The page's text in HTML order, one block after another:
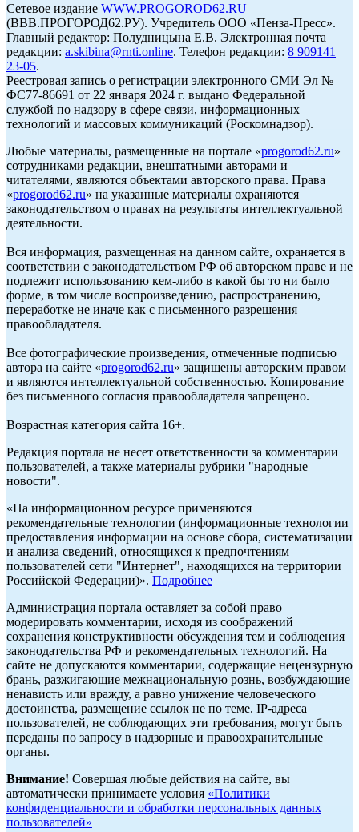
Сетевое издание WWW.PROGOROD62.RU
(ВВВ.ПРОГОРОД62.РУ). Учредитель ООО «Пенза-Пресс».
Главный редактор: Полудницына Е.В. Электронная почта
редакции: a.skibina@rnti.online. Телефон редакции: 8 909141
23-05.
Реестровая запись о регистрации электронного СМИ Эл №
ФС77-86691 от 22 января 2024 г. выдано Федеральной
службой по надзору в сфере связи, информационных
технологий и массовых коммуникаций (Роскомнадзор).
Любые материалы, размещенные на портале «progorod62.ru»
сотрудниками редакции, внештатными авторами и
читателями, являются объектами авторского права. Права
«progorod62.ru» на указанные материалы охраняются
законодательством о правах на результаты интеллектуальной
деятельности.
Вся информация, размещенная на данном сайте, охраняется в
соответствии с законодательством РФ об авторском праве и не
подлежит использованию кем-либо в какой бы то ни было
форме, в том числе воспроизведению, распространению,
переработке не иначе как с письменного разрешения
правообладателя.
Все фотографические произведения, отмеченные подписью
автора на сайте «progorod62.ru» защищены авторским правом
и являются интеллектуальной собственностью. Копирование
без письменного согласия правообладателя запрещено.
Возрастная категория сайта 16+.
Редакция портала не несет ответственности за комментарии
пользователей, а также материалы рубрики "народные
новости".
«На информационном ресурсе применяются
рекомендательные технологии (информационные технологии
предоставления информации на основе сбора, систематизации
и анализа сведений, относящихся к предпочтениям
пользователей сети "Интернет", находящихся на территории
Российской Федерации)». Подробнее
Администрация портала оставляет за собой право
модерировать комментарии, исходя из соображений
сохранения конструктивности обсуждения тем и соблюдения
законодательства РФ и рекомендательных технологий. На
сайте не допускаются комментарии, содержащие нецензурную
брань, разжигающие межнациональную рознь, возбуждающие
ненависть или вражду, а равно унижение человеческого
достоинства, размещение ссылок не по теме. IP-адреса
пользователей, не соблюдающих эти требования, могут быть
переданы по запросу в надзорные и правоохранительные
органы.
Внимание! Совершая любые действия на сайте, вы
автоматически принимаете условия «Политики
конфиденциальности и обработки персональных данных
пользователей»